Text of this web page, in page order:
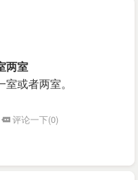
两室
或者两室。
评论一下(0)